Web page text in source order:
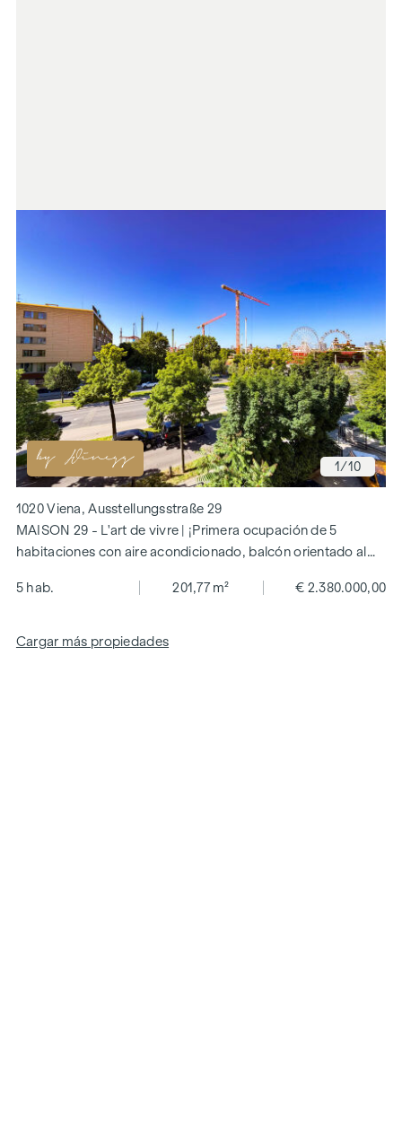
1/10
1020 Viena, Ausstellungsstraße 29
MAISON 29 - L'art de vivre | ¡Primera ocupación de 5
habitaciones con aire acondicionado, balcón orientado al
reformada!
5 hab. 201,77 m² € 2.380.000,00
Cargar más propiedades